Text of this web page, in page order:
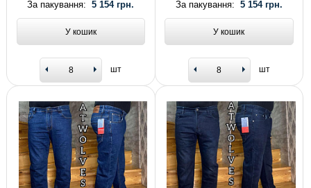
За пакування:5 154 грн.
У кошик
шт
За пакування: 5 154 грн.
У кошик
шт